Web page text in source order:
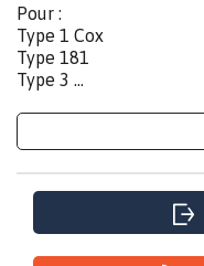
Pour :
Type 1 Cox
Type 181
Type 3 ...